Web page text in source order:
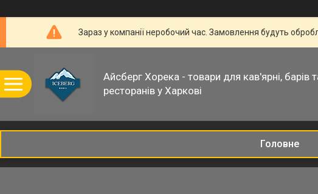
Зараз у компанії неробочий час. Замовлення будуть
Айсберг Хорека - товари для кав'ярні, барів
ресторанів у Харкові
Головне